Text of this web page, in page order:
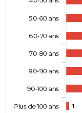
1
50-60 ans
60-70 ans
70-80 ans
80-90 ans
90-100 ans
Plus de 100 ans